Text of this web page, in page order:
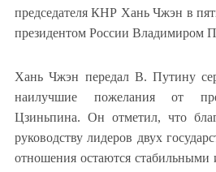
председателя КНР Хань Чжэн в
президентом России Владимиром
Хань Чжэн передал В. Путину
наилучшие пожелания от
Цзиньпина. Он отметил, что
руководству лидеров двух
отношения остаются